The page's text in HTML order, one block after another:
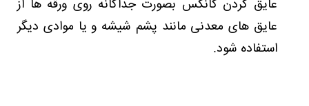
عایق کردن کانکس بصورت جداگانه روی ورقه ها از
عایق های معدنی مانند پشم شیشه و یا موادی دیگر
استفاده شود.